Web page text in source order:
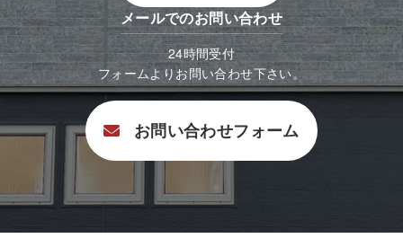
メールでのお問い合わせ
24時間受付
フォームよりお問い合わせ下さい。
お問い合わせフォーム